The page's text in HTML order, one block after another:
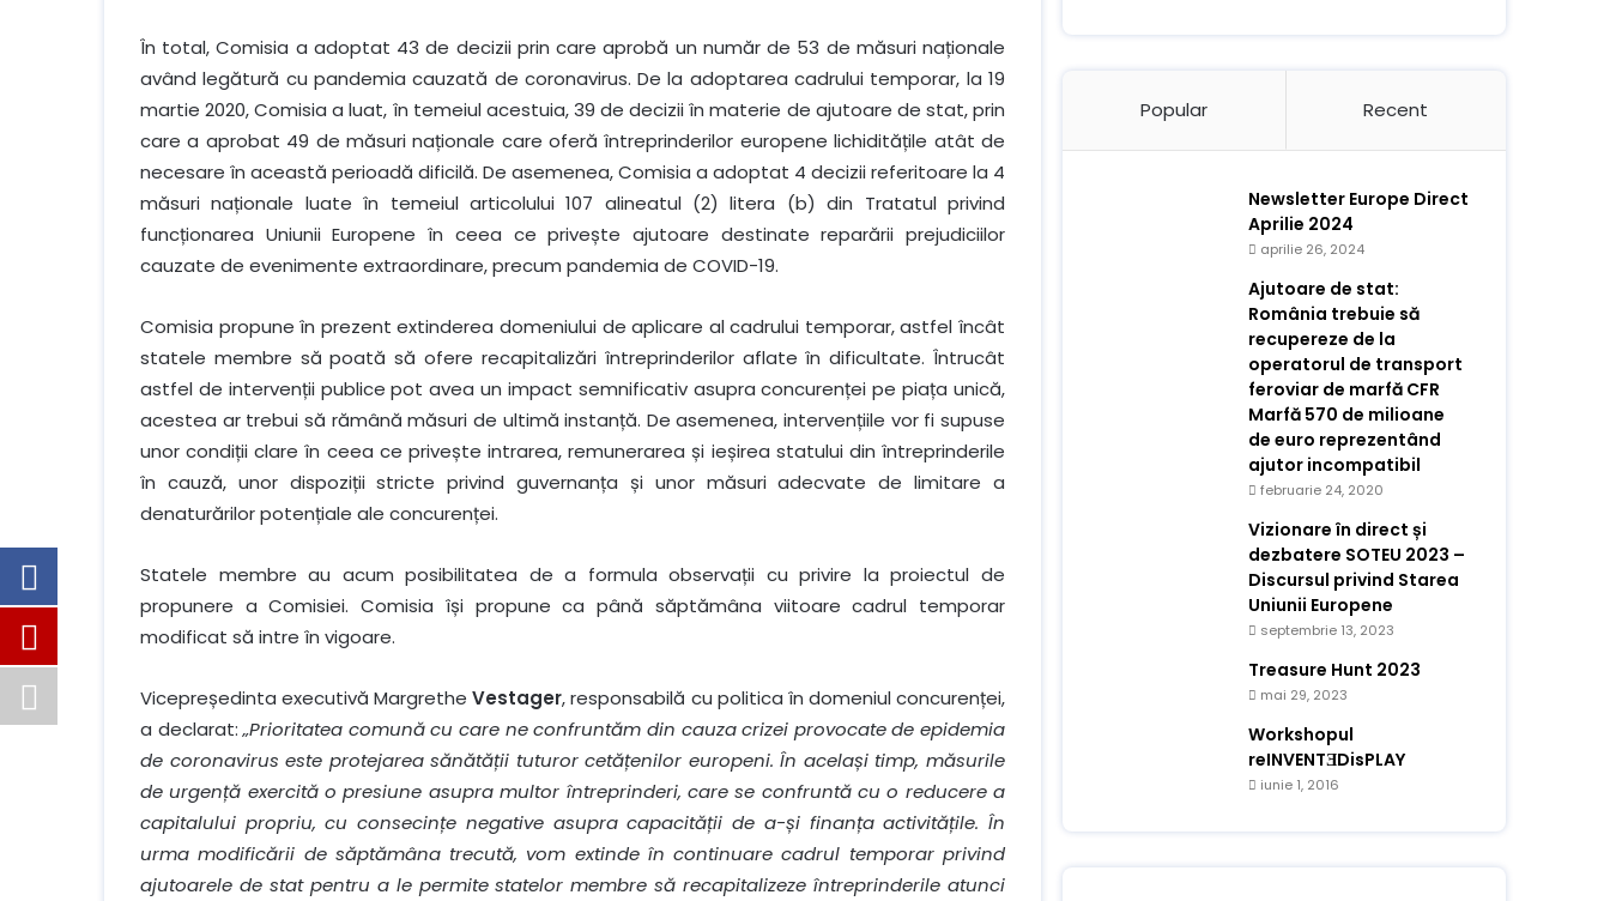
În total, Comisia a adoptat 43 de decizii prin care aprobă un număr de 53 de măsuri naționale
având legătură cu pandemia cauzată de coronavirus. De la adoptarea cadrului temporar, la 19
martie 2020, Comisia a luat, în temeiul acestuia, 39 de decizii în materie de ajutoare de stat, prin
care a aprobat 49 de măsuri naționale care oferă întreprinderilor europene lichiditățile atât de
necesare în această perioadă dificilă. De asemenea, Comisia a adoptat 4 decizii referitoare la 4
măsuri naționale luate în temeiul articolului 107 alineatul (2) litera (b) din Tratatul privind
funcționarea Uniunii Europene în ceea ce privește ajutoare destinate reparării prejudiciilor
cauzate de evenimente extraordinare, precum pandemia de COVID-19.
Comisia propune în prezent extinderea domeniului de aplicare al cadrului temporar, astfel încât
statele membre să poată să ofere recapitalizări întreprinderilor aflate în dificultate. Întrucât
astfel de intervenții publice pot avea un impact semnificativ asupra concurenței pe piața unică,
acestea ar trebui să rămână măsuri de ultimă instanță. De asemenea, intervențiile vor fi supuse
unor condiții clare în ceea ce privește intrarea, remunerarea și ieșirea statului din întreprinderile
în cauză, unor dispoziții stricte privind guvernanța și unor măsuri adecvate de limitare a
denaturărilor potențiale ale concurenței.
Statele membre au acum posibilitatea de a formula observații cu privire la proiectul de
propunere a Comisiei. Comisia își propune ca până săptămâna viitoare cadrul temporar
modificat să intre în vigoare.
Vicepreședinta executivă MargretheVestager, responsabilă cu politica în domeniul concurenței,
a declarat:„Prioritatea comună cu care ne confruntăm din cauza crizei provocate de epidemia
de coronavirus este protejarea sănătății tuturor cetățenilor europeni. În același timp, măsurile
de urgență exercită o presiune asupra multor întreprinderi, care se confruntă cu o reducere a
capitalului propriu, cu consecințe negative asupra capacității de a-și finanța activitățile. În
urma modificării de săptămâna trecută, vom extinde în continuare cadrul temporar privind
ajutoarele de stat pentru a le permite statelor membre să recapitalizeze întreprinderile atunci
Popular Recent
Newsletter Europe Direct
Aprilie 2024
aprilie 26, 2024
Ajutoare de stat:
România trebuie să
recupereze de la
operatorul de transport
feroviar de marfă CFR
Marfă 570 de milioane
de euro reprezentând
ajutor incompatibil
februarie 24, 2020
Vizionare în direct și
dezbatere SOTEU 2023 –
Discursul privind Starea
Uniunii Europene
septembrie 13, 2023
Treasure Hunt 2023
mai 29, 2023
Workshopul
reINVENTƎDisPLAY
iunie 1, 2016